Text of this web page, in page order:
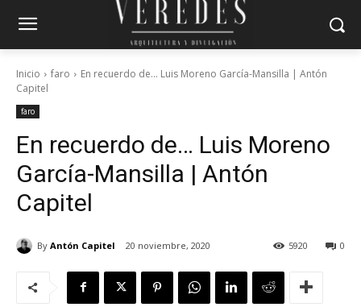
Inicio faro
En recuerdo de… Luis Moreno García-Mansilla | Antón
Capitel
faro
En recuerdo de… Luis Moreno
García-Mansilla | Antón
Capitel
By Antón Capitel 20 noviembre, 2020 0
5920